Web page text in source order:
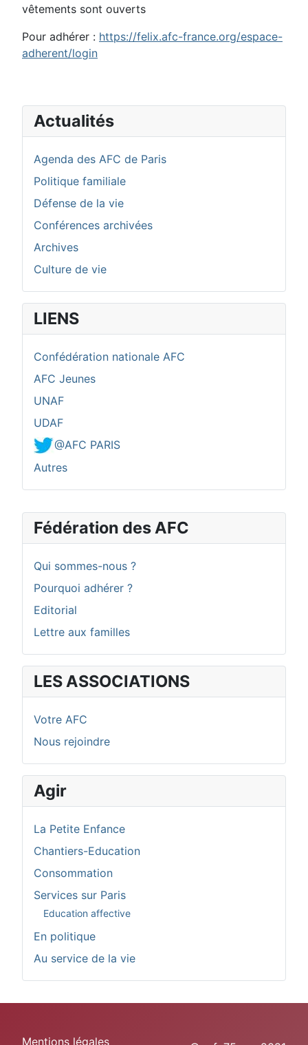
Fédération des AFC
Qui sommes-nous ?
Pourquoi adhérer ?
Editorial
Lettre aux familles
LES ASSOCIATIONS
Votre AFC
Nous rejoindre
Agir
La Petite Enfance
Chantiers-Education
Consommation
Services sur Paris
Education affective
En politique
Au service de la vie
vêtements sont ouverts
Pour adhérer : https://felix.afc-france.org/espace-
adherent/login
Actualités
Agenda des AFC de Paris
Politique familiale
Défense de la vie
Conférences archivées
Archives
Culture de vie
LIENS
Confédération nationale AFC
AFC Jeunes
UNAF
UDAF
@AFC PARIS
Autres
Mentions légales